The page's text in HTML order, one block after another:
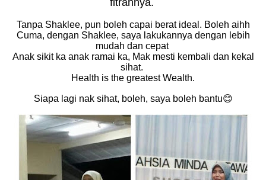
Tanpa Shaklee, pun boleh capai berat ideal. Boleh aihh
Cuma, dengan Shaklee, saya lakukannya dengan lebih
mudah dan cepat
Anak sikit ka anak ramai ka, Mak mesti kembali dan kekal
sihat.
Health is the greatest Wealth.
Siapa lagi nak sihat, boleh, saya boleh bantu😊